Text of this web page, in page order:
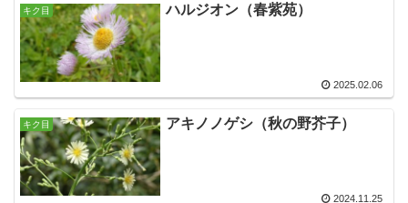
キク目 ハルジオン（春紫苑）
2025.02.06
キク目 アキノノゲシ（秋の野芥子）
2024.11.25